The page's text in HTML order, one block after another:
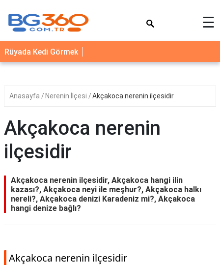
YEMEK
TARİFLERİ
SAĞLIK
İLETİŞİM
☰
Rüyada Kedi Görmek
Anasayfa Nerenin İlçesi Akçakoca nerenin ilçesidir
Akçakoca nerenin
ilçesidir
Akçakoca nerenin ilçesidir, Akçakoca hangi ilin
kazası?, Akçakoca neyi ile meşhur?, Akçakoca halkı
nereli?, Akçakoca denizi Karadeniz mi?, Akçakoca
hangi denize bağlı?
Akçakoca nerenin ilçesidir